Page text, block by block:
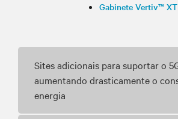
Gabinete Vertiv™
Sites adicionais para suportar o
aumentando drasticamente o
energia